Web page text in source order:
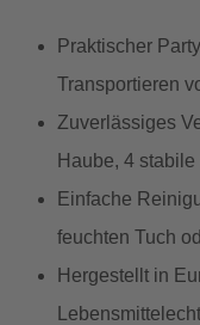
Praktischer
Transportieren
Zuverlässiges
Haube, 4
Einfache
feuchten Tuch
Hergestellt in
Lebensmittelecht